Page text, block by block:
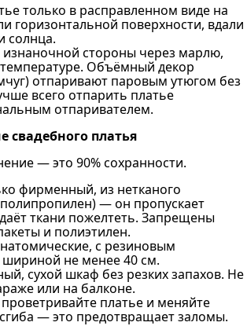
только в расправленном виде на
горизонтальной поверхности, вдали
солнца.
изнаночной стороны через марлю,
Объёмный декор
отпаривают паровым утюгом без
всего отпарить платье
отпаривателем.
свадебного платья
— это 90% сохранности.
фирменный, из нетканого
— он пропускает
ткани пожелтеть. Запрещены
и полиэтилен.
с резиновым
не менее 40 см.
сухой шкаф без резких запахов. Не
или на балконе.
платье и меняйте
— это предотвращает заломы.